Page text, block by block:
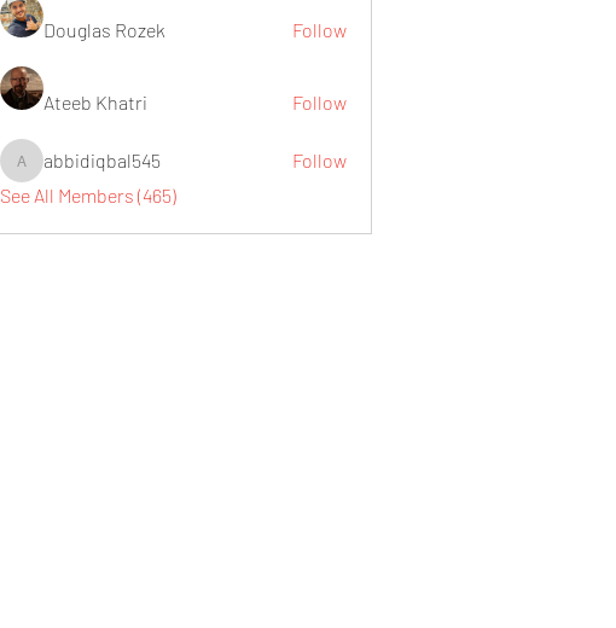
Douglas Rozek Follow
Ateeb Khatri Follow
abbidiqbal545
abbidiqbal545
Follow
See All Members (465)